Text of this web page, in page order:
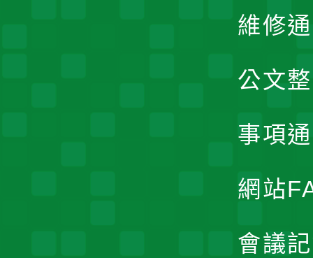
維修
公文
事項
網站
會議